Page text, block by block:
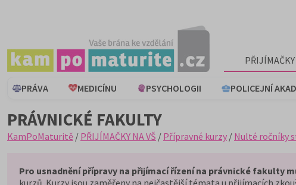
PŘIJÍMAČKY
PRÁVA MEDICÍNU PSYCHOLOGII POLICEJNÍ
PRÁVNICKÉ FAKULTY
KamPoMaturitě / PŘIJÍMAČKY NA VŠ / Přípravné kurzy / Nulté ročníky
Pro usnadnění přípravy na přijímací řízení na právnické fakulty
kurzů. Kurzy jsou zaměřeny na nejčastější témata u přijímacích